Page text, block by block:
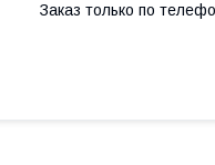
Заказ только по